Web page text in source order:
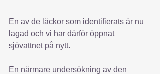
En av de läckor som identifierats är nu
lagad och vi har därför öppnat
sjövattnet på nytt.
En närmare undersökning av den